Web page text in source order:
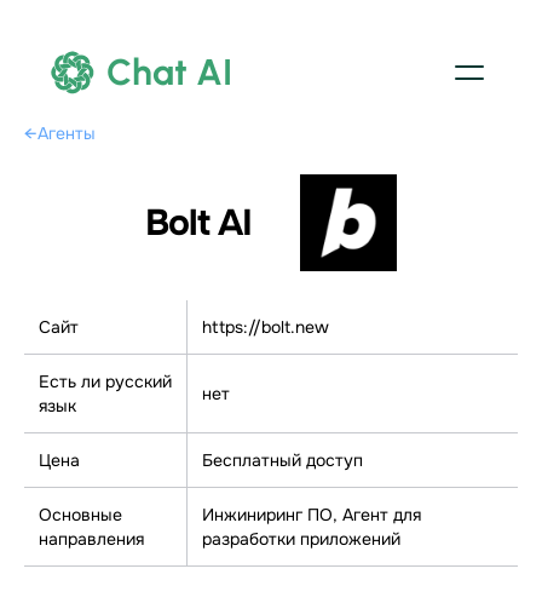
Chat AI
←Агенты
Bolt AI
Сайт https://bolt.new
Есть ли русский
язык
нет
Цена Бесплатный доступ
Основные
направления
Инжиниринг ПО, Агент для
разработки приложений